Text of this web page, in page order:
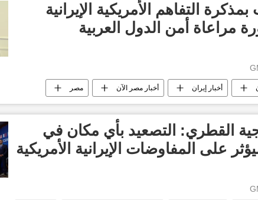
التفاهم الأمريكية الإيرانية
مراعاة أمن الدول العربية
أخبار إيران أخبار مصر الآن مصر
أخبار العالم الآن العالم العربي
القطري: التصعيد بأي مكان في
على المفاوضات الإيرانية الأمريكية